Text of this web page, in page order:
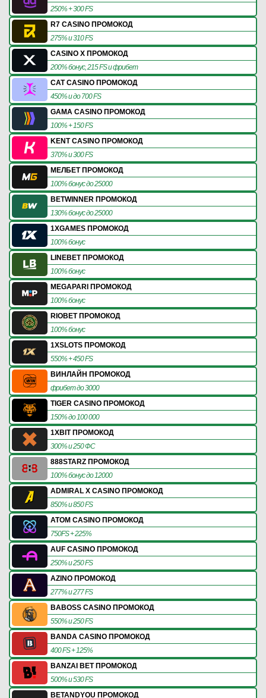
250% + 300 FS
R7 CASINO ПРОМОКОД
275% и 310 FS
CASINO X ПРОМОКОД
200% бонус, 215 FS и фрибет
CAT CASINO ПРОМОКОД
450% и до 700 FS
GAMA CASINO ПРОМОКОД
100% + 150 FS
KENT CASINO ПРОМОКОД
370% и 300 FS
МЕЛБЕТ ПРОМОКОД
100% бонус до 25000
BETWINNER ПРОМОКОД
130% бонус до 25000
1XGAMES ПРОМОКОД
100% бонус
LINEBET ПРОМОКОД
100% бонус
MEGAPARI ПРОМОКОД
100% бонус
RIOBET ПРОМОКОД
100% бонус
1XSLOTS ПРОМОКОД
550% + 450 FS
ВИНЛАЙН ПРОМОКОД
фрибет до 3000
TIGER CASINO ПРОМОКОД
150% до 100 000
1XBIT ПРОМОКОД
300% и 250 ФС
888STARZ ПРОМОКОД
100% бонус до 12000
ADMIRAL X CASINO ПРОМОКОД
850% и 850 FS
ATOM CASINO ПРОМОКОД
750FS + 225%
AUF CASINO ПРОМОКОД
250% и 250 FS
AZINO ПРОМОКОД
277% и 277 FS
BABOSS CASINO ПРОМОКОД
550% и 250 FS
BANDA CASINO ПРОМОКОД
400 FS + 125%
BANZAI BET ПРОМОКОД
500% и 530 FS
BETANDYOU ПРОМОКОД